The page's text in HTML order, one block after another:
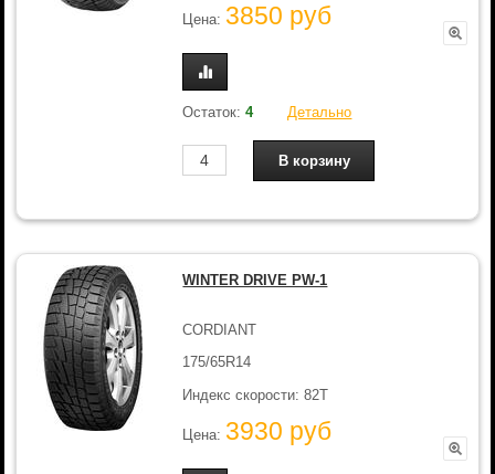
Цена: 3850 руб
Остаток:4 Детально
WINTER DRIVE PW-1
CORDIANT
175/65R14
Индекс скорости: 82T
Цена: 3930 руб